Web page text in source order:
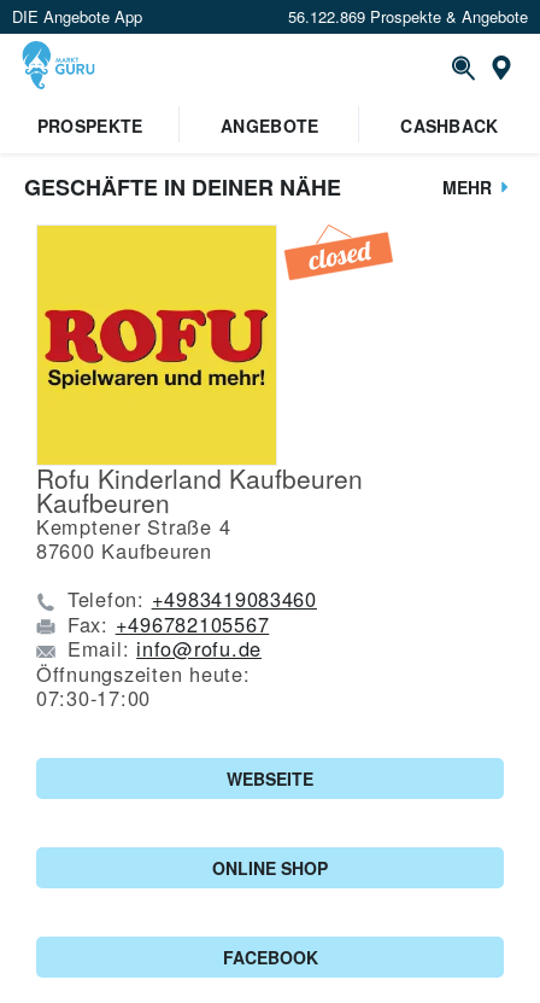
DIE Angebote App 56.122.869 Prospekte & Angebote
PROSPEKTE
ANGEBOTE CASHBACK
GESCHÄFTE IN DEINER NÄHE MEHR
Rofu Kinderland Kaufbeuren
Kaufbeuren
Kemptener Straße 4
87600 Kaufbeuren
Telefon: +4983419083460
Fax: +496782105567
Email: info@rofu.de
Öffnungszeiten heute:
07:30-17:00
WEBSEITE
ONLINE SHOP
FACEBOOK